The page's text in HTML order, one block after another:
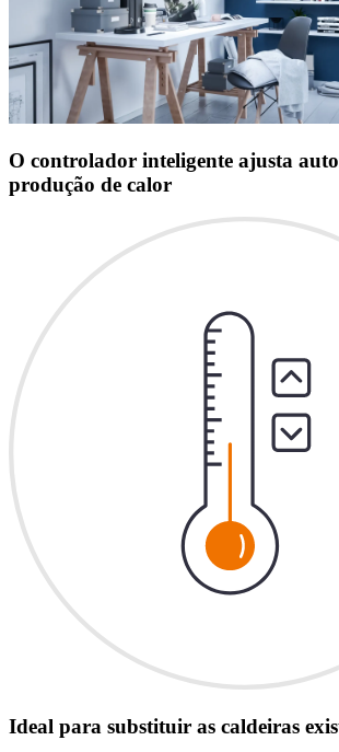
O controlador inteligente ajusta
produção de calor
Ideal para substituir as caldeiras